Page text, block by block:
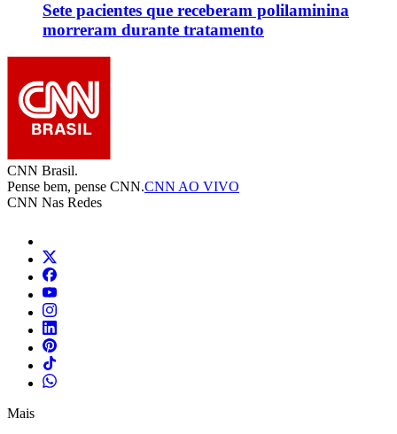
Sete pacientes que receberam polilaminina
morreram durante tratamento
CNN Brasil.
Pense bem, pense CNN.CNN AO VIVO
CNN Nas Redes
Mais